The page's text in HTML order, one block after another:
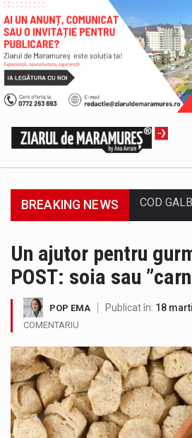
BREAKING NEWS
Un ajutor pentru
POST: soia sau
POP EMA Publicat în: 18
COMENTARIU